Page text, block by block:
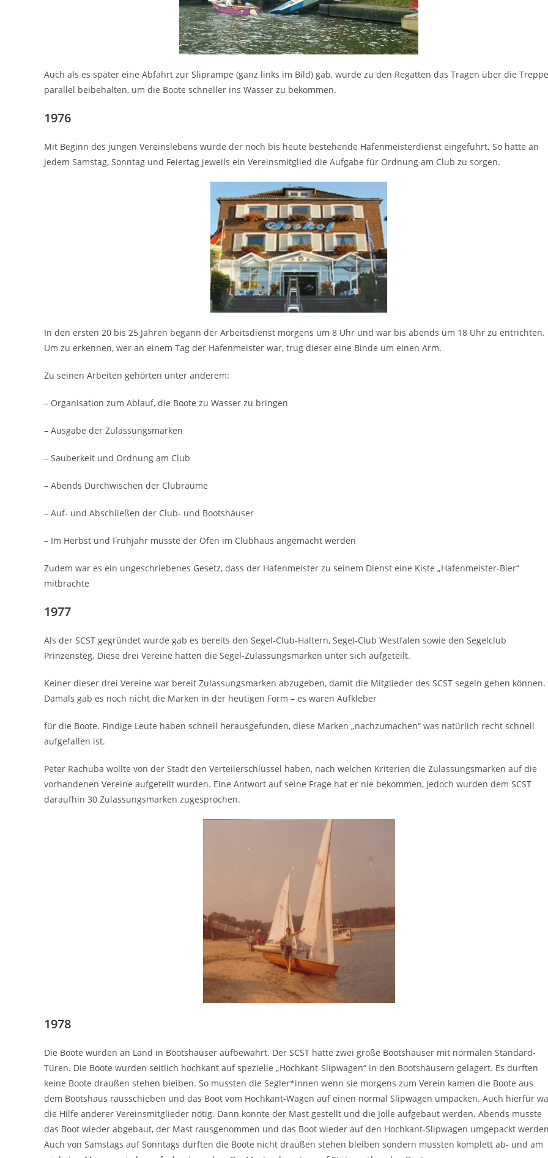
Auch als es später eine Abfahrt zur Sliprampe (ganz links im Bild) gab, wurde zu den Regatten das Tragen über die Treppe
parallel beibehalten, um die Boote schneller ins Wasser zu bekommen.
1976
Mit Beginn des jungen Vereinslebens wurde der noch bis heute bestehende Hafenmeisterdienst eingeführt. So hatte an
jedem Samstag, Sonntag und Feiertag jeweils ein Vereinsmitglied die Aufgabe für Ordnung am Club zu sorgen.
In den ersten 20 bis 25 Jahren begann der Arbeitsdienst morgens um 8 Uhr und war bis abends um 18 Uhr zu entrichten.
Um zu erkennen, wer an einem Tag der Hafenmeister war, trug dieser eine Binde um einen Arm.
Zu seinen Arbeiten gehörten unter anderem:
– Organisation zum Ablauf, die Boote zu Wasser zu bringen
– Ausgabe der Zulassungsmarken
– Sauberkeit und Ordnung am Club
– Abends Durchwischen der Clubräume
– Auf- und Abschließen der Club- und Bootshäuser
– Im Herbst und Frühjahr musste der Ofen im Clubhaus angemacht werden
Zudem war es ein ungeschriebenes Gesetz, dass der Hafenmeister zu seinem Dienst eine Kiste „Hafenmeister-Bier“
mitbrachte
1977
Als der SCST gegründet wurde gab es bereits den Segel-Club-Haltern, Segel-Club Westfalen sowie den Segelclub
Prinzensteg. Diese drei Vereine hatten die Segel-Zulassungsmarken unter sich aufgeteilt.
Keiner dieser drei Vereine war bereit Zulassungsmarken abzugeben, damit die Mitglieder des SCST segeln gehen können.
Damals gab es noch nicht die Marken in der heutigen Form – es waren Aufkleber
für die Boote. Findige Leute haben schnell herausgefunden, diese Marken „nachzumachen“ was natürlich recht schnell
aufgefallen ist.
Peter Rachuba wollte von der Stadt den Verteilerschlüssel haben, nach welchen Kriterien die Zulassungsmarken auf die
vorhandenen Vereine aufgeteilt wurden. Eine Antwort auf seine Frage hat er nie bekommen, jedoch wurden dem SCST
daraufhin 30 Zulassungsmarken zugesprochen.
1978
Die Boote wurden an Land in Bootshäuser aufbewahrt. Der SCST hatte zwei große Bootshäuser mit normalen Standard-
Türen. Die Boote wurden seitlich hochkant auf spezielle „Hochkant-Slipwagen“ in den Bootshäusern gelagert. Es durften
keine Boote draußen stehen bleiben. So mussten die Segler*innen wenn sie morgens zum Verein kamen die Boote aus
dem Bootshaus rausschieben und das Boot vom Hochkant-Wagen auf einen normal Slipwagen umpacken. Auch hierfür
die Hilfe anderer Vereinsmitglieder nötig. Dann konnte der Mast gestellt und die Jolle aufgebaut werden. Abends musste
das Boot wieder abgebaut, der Mast rausgenommen und das Boot wieder auf den Hochkant-Slipwagen umgepackt
Auch von Samstags auf Sonntags durften die Boote nicht draußen stehen bleiben sondern mussten komplett ab- und am